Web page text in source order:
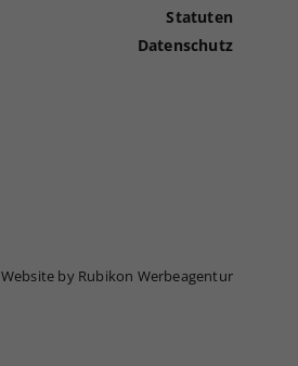
Statuten
Datenschutz
Website by Rubikon Werbeagentur